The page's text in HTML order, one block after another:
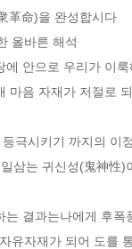
革命)을 완성합시다
올바른 해석
에 안으로 우리가 이
마음 자재가 저절로
극시키기 까지의 이
삼는 귀신성(鬼神性)
는 결과는나에게 후
유자재가 되어 도를